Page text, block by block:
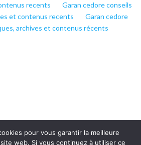
recents
Garan cedore conseils
et contenus recents
Garan cedore
archives et contenus récents
pour vous garantir la meilleure
web. Si vous continuez à utiliser ce